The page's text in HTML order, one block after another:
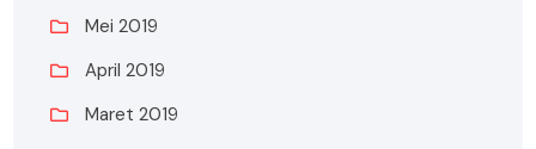
Mei 2019
April 2019
Maret 2019